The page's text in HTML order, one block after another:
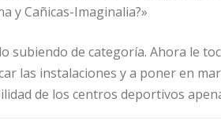
y Cañicas-Imaginalia?»
de categoría. Ahora le
las instalaciones y a poner en
de los centros deportivos